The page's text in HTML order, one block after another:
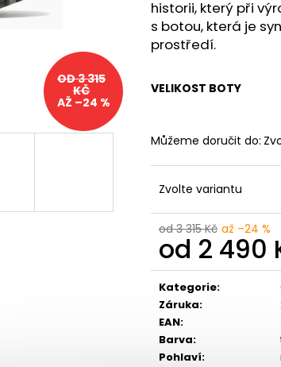
historii, který při
s botou, která je
prostředí.
VELIKOST BOTY
Můžeme doručit do:
Zvolte variantu
od 3 315 Kč až –24 %
od 2 490
Kategorie:
Záruka:
EAN:
Barva:
Pohlaví:
OD 3 315
KČ
AŽ –24 %
CTM ULTRA TRAIL - ŠEDÁ
2 999 Kč
Původně: